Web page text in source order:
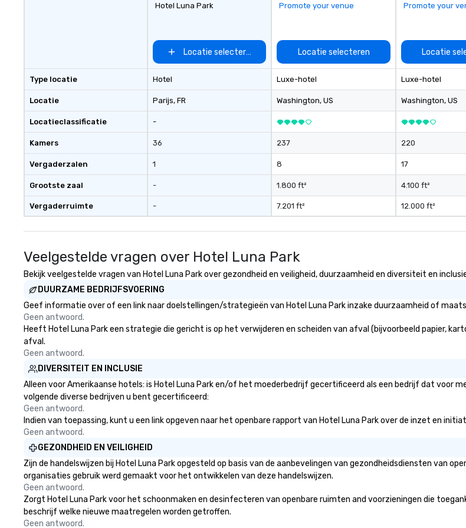
Type locatie
Locatie
Locatieclassificatie
Kamers
Vergaderzalen
Grootste zaal
Vergaderruimte
Hotel Luna Park
Locatie selecteren
Hotel
Parijs, FR
-
36
1
-
-
Promote your venue
Locatie selecteren
Luxe-hotel
Washington, US
237
8
1.800 ft²
7.201 ft²
Promote your
Locatie
Luxe-hotel
Washington, US
220
17
4.100 ft²
12.000 ft²
Veelgestelde vragen over Hotel Luna Park
Bekijk veelgestelde vragen van Hotel Luna Park over gezondheid en veiligheid, duurzaamheid en diversiteit en
DUURZAME BEDRIJFSVOERING
Geef informatie over of een link naar doelstellingen/strategieën van Hotel Luna Park inzake duurzaamheid of
Geen antwoord.
Heeft Hotel Luna Park een strategie die gericht is op het verwijderen en scheiden van afval (bijvoorbeeld papier,
afval.
Geen antwoord.
DIVERSITEIT EN INCLUSIE
Alleen voor Amerikaanse hotels: is Hotel Luna Park en/of het moederbedrijf gecertificeerd als een bedrijf dat voor
volgende diverse bedrijven u bent gecertificeerd:
Geen antwoord.
Indien van toepassing, kunt u een link opgeven naar het openbare rapport van Hotel Luna Park over de inzet en
Geen antwoord.
GEZONDHEID EN VEILIGHEID
Zijn de handelswijzen bij Hotel Luna Park opgesteld op basis van de aanbevelingen van gezondheidsdiensten van
organisaties gebruik werd gemaakt voor het ontwikkelen van deze handelswijzen.
Geen antwoord.
Zorgt Hotel Luna Park voor het schoonmaken en desinfecteren van openbare ruimten and voorzieningen die
beschrijf welke nieuwe maatregelen worden getroffen.
Geen antwoord.